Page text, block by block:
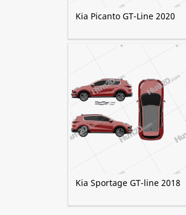
Kia Picanto GT-Line 2020
Kia Sportage GT-line 2018